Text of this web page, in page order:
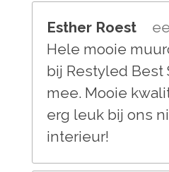
Esther Roest
Hele mooie
bij Restyled Best
mee. Mooie
erg leuk bij ons
interieur!